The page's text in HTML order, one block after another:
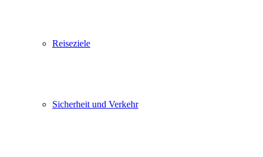
Reiseziele
Sicherheit und Verkehr